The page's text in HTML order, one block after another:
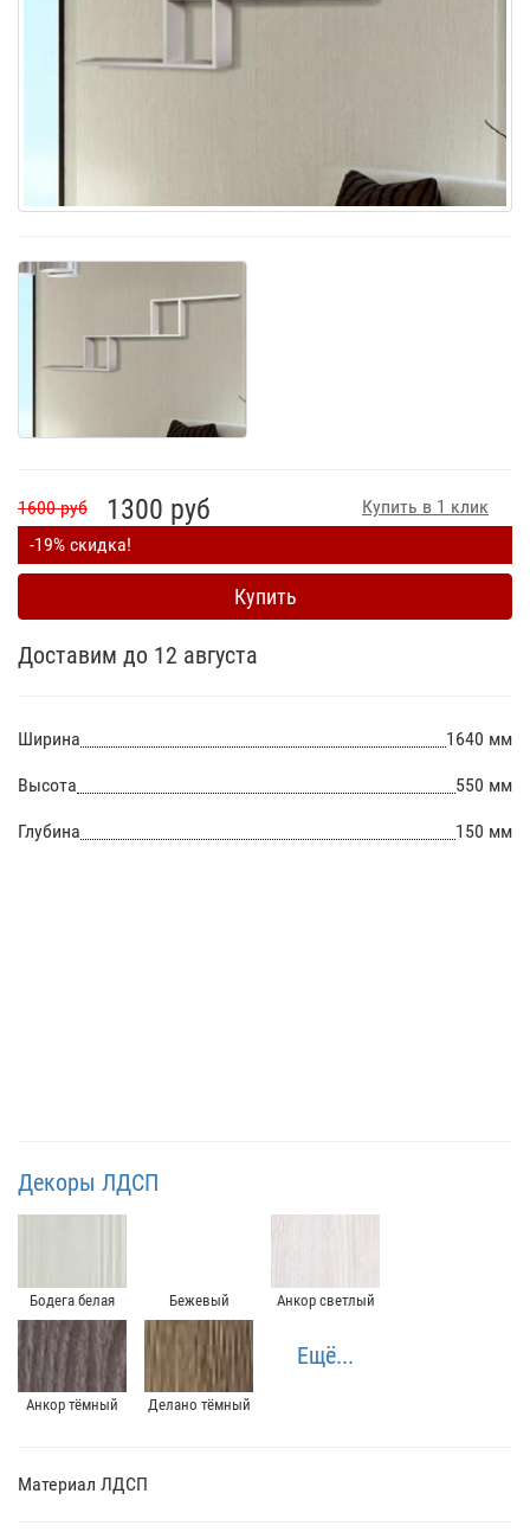
Купить в 1 клик
1600 руб 1300 руб
-19% скидка!
Купить
Доставим до 12 августа
Ширина 1640 мм
Высота 550 мм
Глубина 150 мм
Декоры ЛДСП
Бодега белая Бежевый Анкор светлый
Анкор тёмный Делано тёмный
Ещё...
Материал ЛДСП